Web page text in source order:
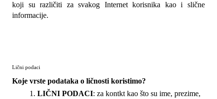
koji su različiti za svakog Internet korisnika kao i slične
informacije.
Lični podaci
Koje vrste podataka o ličnosti koristimo?
LIČNI PODACI: za kontkt kao što su ime, prezime,